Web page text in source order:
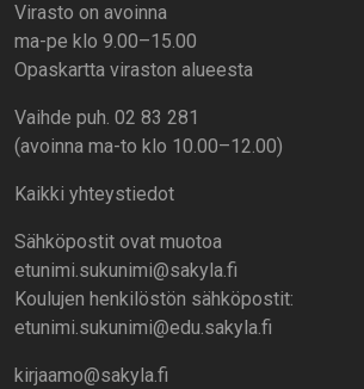
Virasto on avoinna
ma-pe klo 9.00–15.00
Opaskartta viraston alueesta
Vaihde puh. 02 83 281
(avoinna ma-to klo 10.00–12.00)
Kaikki yhteystiedot
Sähköpostit ovat muotoa
etunimi.sukunimi@sakyla.fi
Koulujen henkilöstön sähköpostit:
etunimi.sukunimi@edu.sakyla.fi
kirjaamo@sakyla.fi